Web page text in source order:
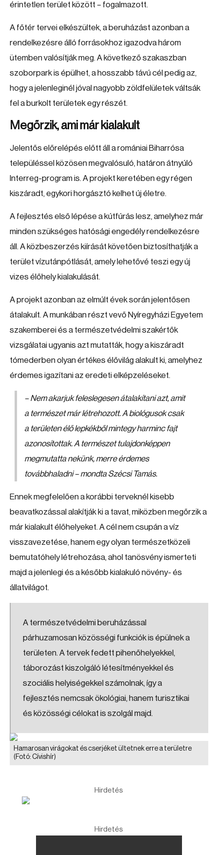
érintetlen terület között – fogalmazott.
A főtér tervei elkészültek, a beruházást azonban a
rendelkezésre álló forrásokhoz igazodva három
ütemben valósítják meg. A következő szakaszban
szoborpark is épülhet, a hosszabb távú cél pedig az,
hogy a jelenleginél jóval nagyobb zöldfelületek váltsák
fel a burkolt területek egy részét.
Megőrzik, ami már kialakult
Jelentős előrelépés előtt áll a romániai Biharrósa
településsel közösen megvalósuló, határon átnyúló
Interreg-program is. A projekt keretében egy régen
kiszáradt, egykori horgásztó kelhet új életre.
A fejlesztés első lépése a kútfúrás lesz, amelyhez már
minden szükséges hatósági engedély rendelkezésre
áll. A közbeszerzés kiírását követően biztosíthatják a
terület vízutánpótlását, amely lehetővé teszi egy új
vizes élőhely kialakulását.
A projekt azonban az elmúlt évek során jelentősen
átalakult. A munkában részt vevő Nyíregyházi Egyetem
szakemberei és a természetvédelmi szakértők
vizsgálatai ugyanis azt mutatták, hogy a kiszáradt
tómederben olyan értékes élővilág alakult ki, amelyhez
érdemes igazítani az eredeti elképzeléseket.
– Nem akarjuk feleslegesen átalakítani azt, amit
a természet már létrehozott. A biológusok csak
a területen élő lepkékből mintegy harminc fajt
azonosítottak. A természet tulajdonképpen
megmutatta nekünk, merre érdemes
továbbhaladni – mondta Szécsi Tamás.
Ennek megfelelően a korábbi terveknél kisebb
beavatkozással alakítják ki a tavat, miközben megőrzik a
már kialakult élőhelyeket. A cél nem csupán a víz
visszavezetése, hanem egy olyan természetközeli
bemutatóhely létrehozása, ahol tanösvény ismerteti
majd a jelenlegi és a később kialakuló növény- és
állatvilágot.
A természetvédelmi beruházással
párhuzamosan közösségi funkciók is épülnek a
területen. A tervek fedett pihenőhelyekkel,
táborozást kiszolgáló létesítményekkel és
szociális helyiségekkel számolnak, így a
fejlesztés nemcsak ökológiai, hanem turisztikai
és közösségi célokat is szolgál majd.
Hamarosan virágokat és cserjéket ültetnek erre a területre
(Fotó: Cívishír)
Hirdetés
Hirdetés